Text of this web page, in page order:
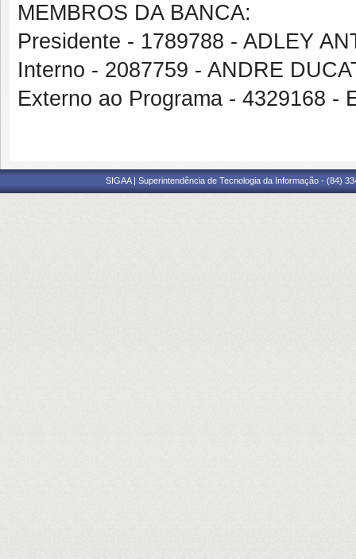
MEMBROS DA BANCA:
Presidente - 1789788 - ADLEY
Interno - 2087759 - ANDRE
Externo ao Programa - 4329168 -
SIGAA | Superintendência de Tecnologia da Informação - (84)